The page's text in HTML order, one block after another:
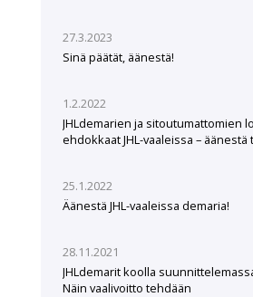
27.3.2023
Sinä päätät, äänestä!
1.2.2022
JHLdemarien ja sitoutumattomien
ehdokkaat JHL-vaaleissa –
25.1.2022
Äänestä JHL-vaaleissa demaria!
28.11.2021
JHLdemarit koolla
Näin vaalivoitto tehdään